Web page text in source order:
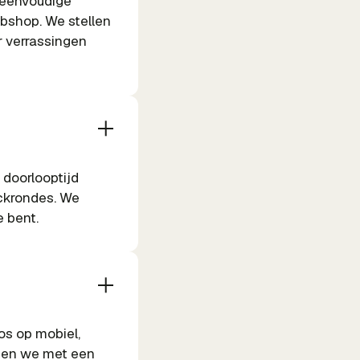
We stellen
We
bent.
op mobiel,
we met een